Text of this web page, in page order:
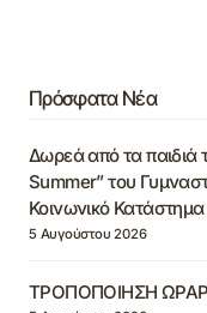
Πρόσφατα Νέα
Δωρεά από τα παιδιά
Summer” του
Κοινωνικό
5 Αυγούστου 2026
ΤΡΟΠΟΠΟΙΗΣΗ